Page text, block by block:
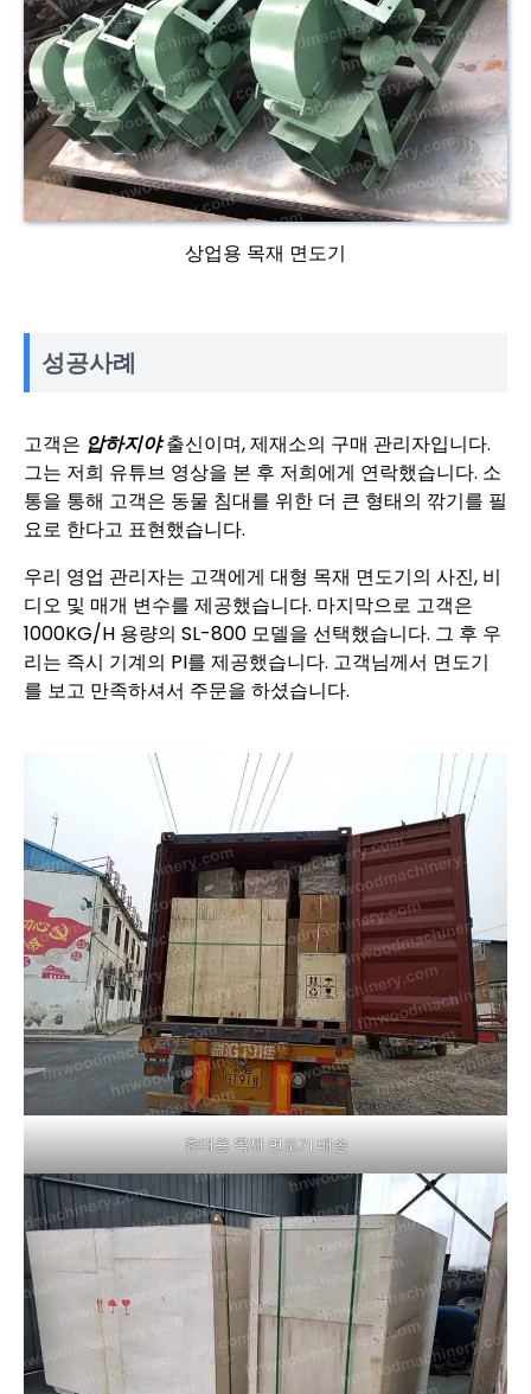
상업용 목재 면도기
성공사례
고객은 압하지야출신이며, 제재소의 구매 관리자입니다.
그는 저희 유튜브 영상을 본 후 저희에게 연락했습니다. 소
통을 통해 고객은 동물 침대를 위한 더 큰 형태의 깎기를 필
요로 한다고 표현했습니다.
우리 영업 관리자는 고객에게 대형 목재 면도기의 사진, 비
디오 및 매개 변수를 제공했습니다. 마지막으로 고객은
1000KG/H 용량의 SL-800 모델을 선택했습니다. 그 후 우
리는 즉시 기계의 PI를 제공했습니다. 고객님께서 면도기
를 보고 만족하셔서 주문을 하셨습니다.
휴대용 목재 면도기 배송